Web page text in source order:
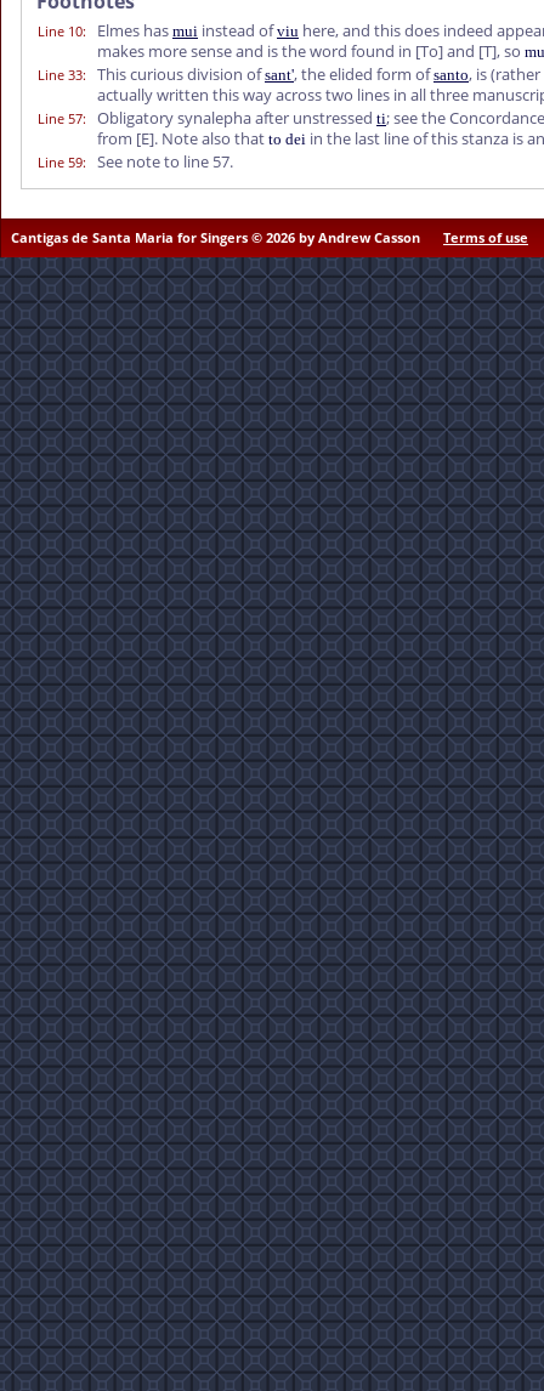
Line 10: Elmes has mui instead ofviu here, and this does indeed
makes more sense and is the word found in [To]and [T], so
Line 33: This curious division ofsant', the elided form ofsanto, is
actually written this way across two lines in all three
Line 57: Obligatory synalepha after unstressed ti; see the
from [E]. Note also that to dei in the last line of this stanza is
Line 59: See note to line 57.
Cantigas de Santa Maria for Singers © 2026 by Andrew Casson Terms of use